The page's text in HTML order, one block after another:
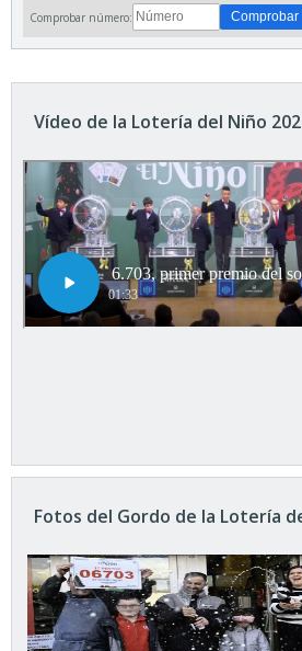
Comprobar número:
Vídeo de la Lotería del Niño
Fotos del Gordo de la Lotería